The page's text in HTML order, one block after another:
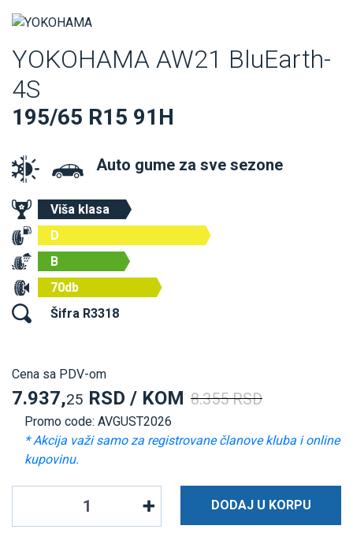
YOKOHAMA AW21 BluEarth-
4S
195/65 R15 91H
Auto gume za sve sezone
Viša klasa
D
B
70db
Šifra R3318
Cena sa PDV-om
7.937,25 RSD / KOM 8.355 RSD
Promo code: AVGUST2026
* Akcija važi samo za registrovane članove kluba i online
kupovinu.
DODAJ U KORPU